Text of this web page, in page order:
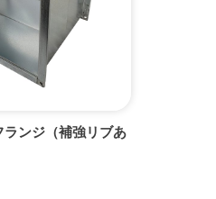
ンジ（補強リブあ